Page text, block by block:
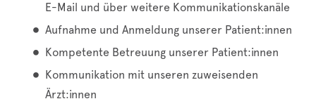
E-Mail und über weitere Kommunikationskanäle
Aufnahme und Anmeldung unserer Patient:innen
Kompetente Betreuung unserer Patient:innen
Kommunikation mit unseren zuweisenden
Ärzt:innen